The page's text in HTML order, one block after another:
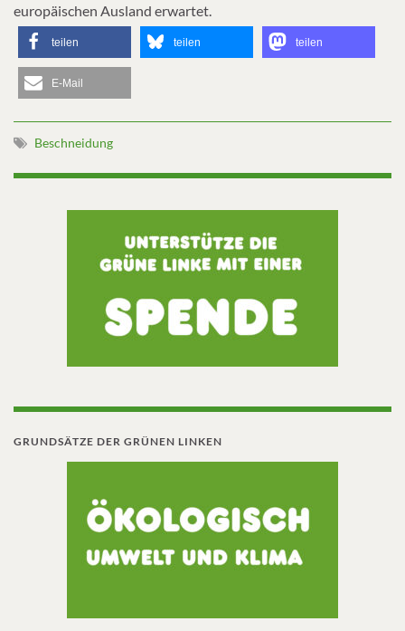
europäischen Ausland erwartet.
teilen teilen teilen
E-Mail
Beschneidung
GRUNDSÄTZE DER GRÜNEN LINKEN